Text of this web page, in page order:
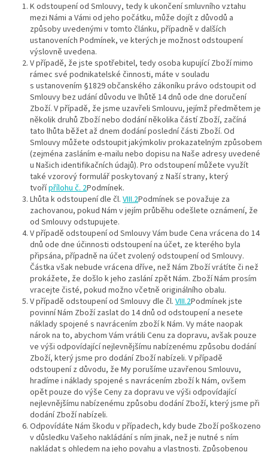
K odstoupení od Smlouvy, tedy k ukončení smluvního vztahu
mezi Námi a Vámi od jeho počátku, může dojít z důvodů a
způsoby uvedenými v tomto článku, případně v dalších
ustanoveních Podmínek, ve kterých je možnost odstoupení
výslovně uvedena.
V případě, že jste spotřebitel, tedy osoba kupující Zboží mimo
rámec své podnikatelské činnosti, máte v souladu
s ustanovením §1829 občanského zákoníku právo odstoupit od
Smlouvy bez udání důvodu ve lhůtě 14 dnů ode dne doručení
Zboží. V případě, že jsme uzavřeli Smlouvu, jejímž předmětem je
několik druhů Zboží nebo dodání několika částí Zboží, začíná
tato lhůta běžet až dnem dodání poslední části Zboží. Od
Smlouvy můžete odstoupit jakýmkoliv prokazatelným způsobem
(zejména zasláním e-mailu nebo dopisu na Naše adresy uvedené
u Našich identifikačních údajů). Pro odstoupení můžete využít
také vzorový formulář poskytovaný z Naší strany, který
tvořípřílohu č. 2Podmínek.
Lhůta k odstoupení dle čl. VIII.2Podmínek se považuje za
zachovanou, pokud Nám v jejím průběhu odešlete oznámení, že
od Smlouvy odstupujete.
V případě odstoupení od Smlouvy Vám bude Cena vrácena do 14
dnů ode dne účinnosti odstoupení na účet, ze kterého byla
připsána, případně na účet zvolený odstoupení od Smlouvy.
Částka však nebude vrácena dříve, než Nám Zboží vrátíte či než
prokážete, že došlo k jeho zaslání zpět Nám. Zboží Nám prosím
vracejte čisté, pokud možno včetně originálního obalu.
V případě odstoupení od Smlouvy dle čl. VIII.2Podmínek jste
povinní Nám Zboží zaslat do 14 dnů od odstoupení a nesete
náklady spojené s navrácením zboží k Nám. Vy máte naopak
nárok na to, abychom Vám vrátili Cenu za dopravu, avšak pouze
ve výši odpovídající nejlevnějšímu nabízenému způsobu dodání
Zboží, který jsme pro dodání Zboží nabízeli. V případě
odstoupení z důvodu, že My porušíme uzavřenou Smlouvu,
hradíme i náklady spojené s navrácením zboží k Nám, ovšem
opět pouze do výše Ceny za dopravu ve výši odpovídající
nejlevnějšímu nabízenému způsobu dodání Zboží, který jsme při
dodání Zboží nabízeli.
Odpovídáte Nám škodu v případech, kdy bude Zboží poškozeno
v důsledku Vašeho nakládání s ním jinak, než je nutné s ním
nakládat s ohledem na jeho povahu a vlastnosti. Způsobenou